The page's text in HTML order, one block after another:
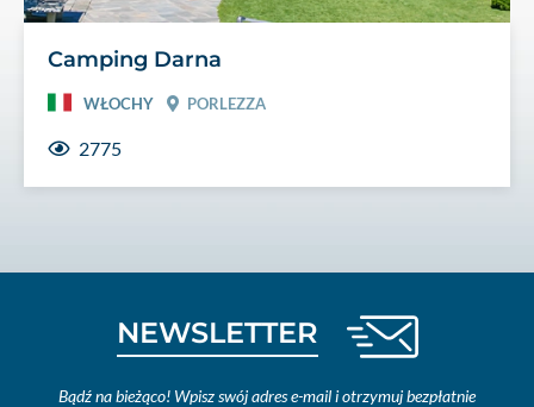
Camping Darna
WŁOCHY PORLEZZA
2775
NEWSLETTER
Bądź na bieżąco! Wpisz swój adres e-mail i otrzymuj bezpłatnie